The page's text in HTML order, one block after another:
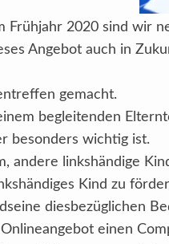
Frühjahr 2020 sind wir
Angebot auch in
gemacht.
begleitenden
besonders wichtig ist.
andere linkshändige
Kind zu
diesbezüglichen
einen